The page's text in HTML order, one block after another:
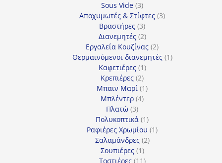
Sous Vide 33
προϊόντα
Αποχυμωτές & Στίφτες 33
Βραστήρες 33
προϊόντα
Διανεμητές 22
προϊόντα
Εργαλεία Κουζίνας 22
προϊόντα
Θερμαινόμενοι διανεμητές 11
Καφετιέρες 11
προϊόν
Κρεπιέρες 22
προϊόντα
Μπαιν Μαρί 11
Μπλέντερ 44
Πλατώ 33
προϊόντα
Πολυκοπτικά 11
προϊόν
Ραφιέρες Χρωμίου 11
Σαλαμάνδρες 22
Σουπιέρες 11
προϊόν
Τοστιέρες 1111